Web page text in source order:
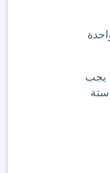
يومًا، ولا يجب
ستة